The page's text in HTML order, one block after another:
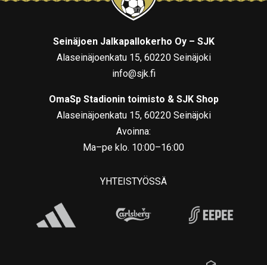
Seinäjoen Jalkapallokerho Oy – SJK
Alaseinäjoenkatu 15, 60220 Seinäjoki
info@sjk.fi
OmaSp Stadionin toimisto & SJK Shop
Alaseinäjoenkatu 15, 60220 Seinäjoki
Avoinna:
Ma–pe klo. 10:00–16:00
YHTEISTYÖSSÄ